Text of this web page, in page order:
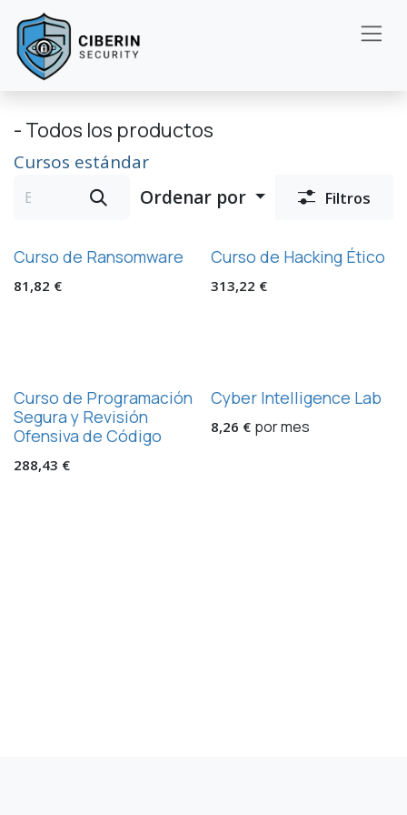
Ir al contenido
- Todos los productos
Cursos estándar
Ordenar por
Filtros
Curso de Ransomware
81,82 €
Curso de Hacking Ético
313,22 €
Curso de Programación
Segura y Revisión
Ofensiva de Código
288,43 €
Cyber Intelligence Lab
8,26 € por mes